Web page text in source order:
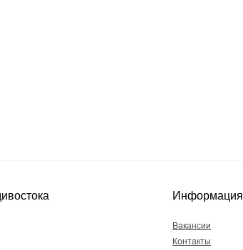
Информация
Вакансии
Контакты